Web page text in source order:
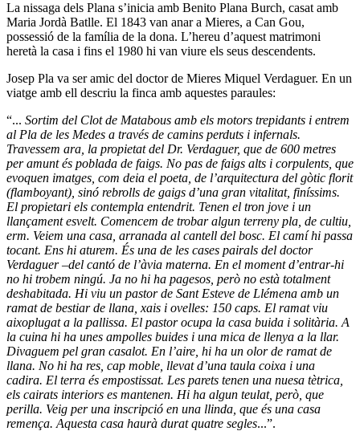
La nissaga dels Plana s’inicia amb Benito Plana Burch, casat amb
Maria Jordà Batlle. El 1843 van anar a Mieres, a Can Gou,
possessió de la família de la dona. L’hereu d’aquest matrimoni
heretà la casa i fins el 1980 hi van viure els seus descendents.
Josep Pla va ser amic del doctor de Mieres Miquel Verdaguer. En un
viatge amb ell descriu la finca amb aquestes paraules:
“... Sortim del Clot de Matabous amb els motors trepidants i entrem
al Pla de les Medes a través de camins perduts i infernals.
Travessem ara, la propietat del Dr. Verdaguer, que de 600 metres
per amunt és poblada de faigs. No pas de faigs alts i corpulents, que
evoquen imatges, com deia el poeta, de l’arquitectura del gòtic florit
(flamboyant), sinó rebrolls de gaigs d’una gran vitalitat, finíssims.
El propietari els contempla entendrit. Tenen el tron jove i un
llançament esvelt. Comencem de trobar algun terreny pla, de cultiu,
erm. Veiem una casa, arranada al cantell del bosc. El camí hi passa
tocant. Ens hi aturem. És una de les cases pairals del doctor
Verdaguer –del cantó de l’àvia materna. En el moment d’entrar-hi
no hi trobem ningú. Ja no hi ha pagesos, però no està totalment
deshabitada. Hi viu un pastor de Sant Esteve de Llémena amb un
ramat de bestiar de llana, xais i ovelles: 150 caps. El ramat viu
aixoplugat a la pallissa. El pastor ocupa la casa buida i solitària. A
la cuina hi ha unes ampolles buides i una mica de llenya a la llar.
Divaguem pel gran casalot. En l’aire, hi ha un olor de ramat de
llana. No hi ha res, cap moble, llevat d’una taula coixa i una
cadira. El terra és empostissat. Les parets tenen una nuesa tètrica,
els cairats interiors es mantenen. Hi ha algun teulat, però, que
perilla. Veig per una inscripció en una llinda, que és una casa
remença. Aquesta casa haurà durat quatre segles...”.